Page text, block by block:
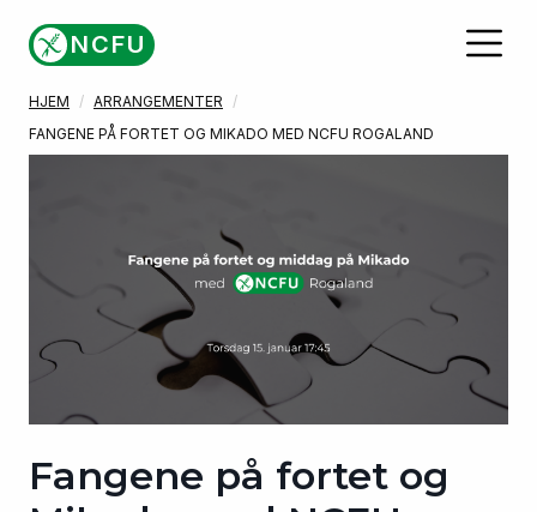
NCFU
HJEM
ARRANGEMENTER
FANGENE PÅ FORTET OG MIKADO MED NCFU ROGALAND
Fangene på fortet og